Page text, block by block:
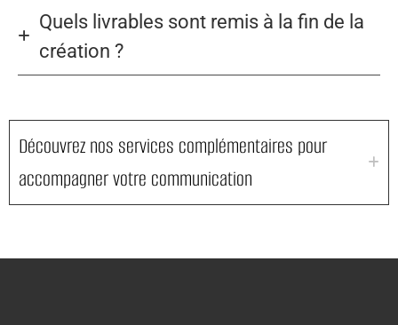
Quels livrables sont remis à la fin de la
création ?
Découvrez nos services complémentaires pour
accompagner votre communication